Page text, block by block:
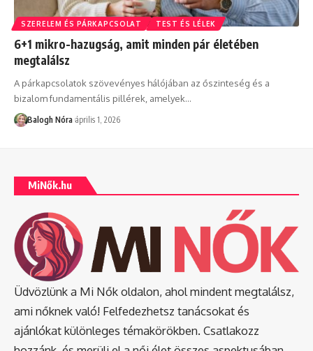
SZERELEM ÉS PÁRKAPCSOLAT TEST ÉS LÉLEK
6+1 mikro-hazugság, amit minden pár életében
megtalálsz
A párkapcsolatok szövevényes hálójában az őszinteség és a
bizalom fundamentális pillérek, amelyek…
Balogh Nóra április 1, 2026
MiNők.hu
Üdvözlünk a Mi Nők oldalon, ahol mindent megtalálsz,
ami nőknek való! Felfedezhetsz tanácsokat és
ajánlókat különleges témakörökben. Csatlakozz